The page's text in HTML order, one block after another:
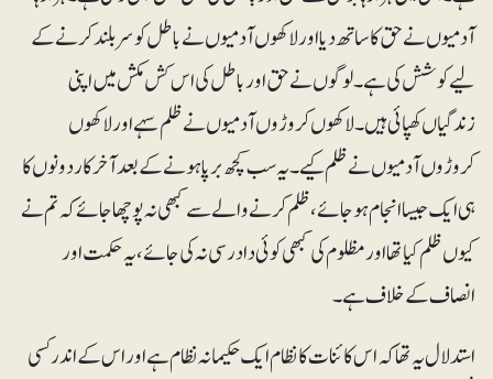
آدمیوں نے حق کا ساتھ دیا اور لاکھوں آدمیوں نے باطل کو سربلند کرنے کے
لیے کوشش کی ہے۔ لوگوں نے حق اور باطل کی اس کش مکش میں اپنی
زندگیاں کھپائی ہیں۔ لاکھوں کروڑوں آدمیوں نے ظلم سہے اور لاکھوں
کروڑوں آدمیوں نے ظلم کیے۔ یہ سب کچھ برپا ہونے کے بعد آخرکار دونوں کا
ہی ایک جیسا انجام ہوجائے، ظلم کرنے والے سے کبھی نہ پوچھا جائے کہ تم نے
کیوں ظلم کیا تھا اور مظلوم کی کبھی کوئی داد رسی نہ کی جائے، یہ حکمت اور
انصاف کے خلاف ہے۔
استدلال یہ تھا کہ اس کائنات کا نظام ایک حکیمانہ نظام ہے اور اس کے اندر کسی